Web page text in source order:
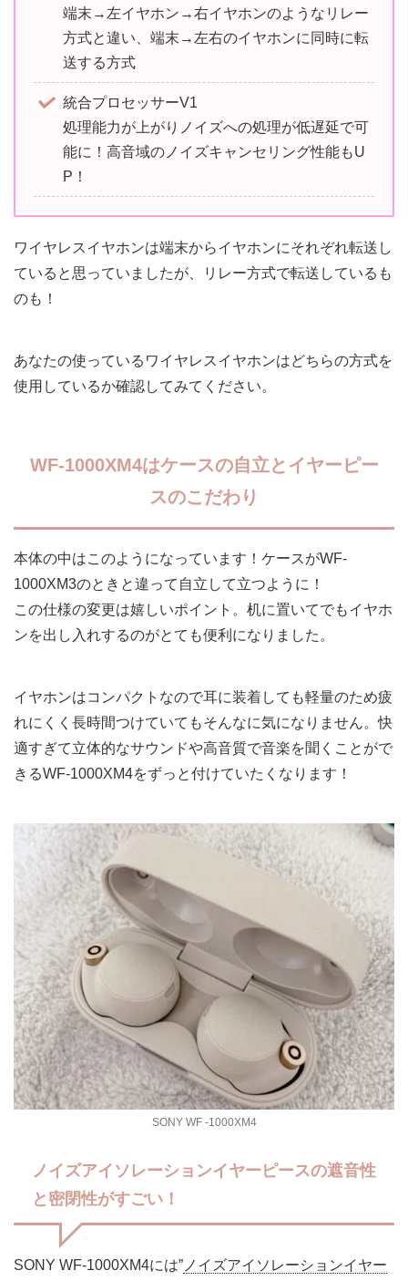
端末→左イヤホン→右イヤホンのようなリレー
方式と違い、端末→左右のイヤホンに同時に転
送する方式
統合プロセッサーV1
処理能力が上がりノイズへの処理が低遅延で可
能に！高音域のノイズキャンセリング性能もU
P！
ワイヤレスイヤホンは端末からイヤホンにそれぞれ転送し
ていると思っていましたが、リレー方式で転送しているも
のも！
あなたの使っているワイヤレスイヤホンはどちらの方式を
使用しているか確認してみてください。
WF-1000XM4はケースの自立とイヤーピー
スのこだわり
本体の中はこのようになっています！ケースがWF-
1000XM3のときと違って自立して立つように！
この仕様の変更は嬉しいポイント。机に置いてでもイヤホ
ンを出し入れするのがとても便利になりました。
イヤホンはコンパクトなので耳に装着しても軽量のため疲
れにくく長時間つけていてもそんなに気になりません。快
適すぎて立体的なサウンドや高音質で音楽を聞くことがで
きるWF-1000XM4をずっと付けていたくなります！
SONY WF -1000XM4
ノイズアイソレーションイヤーピースの遮音性
と密閉性がすごい！
SONY WF-1000XM4には” ノイズアイソレーションイヤー